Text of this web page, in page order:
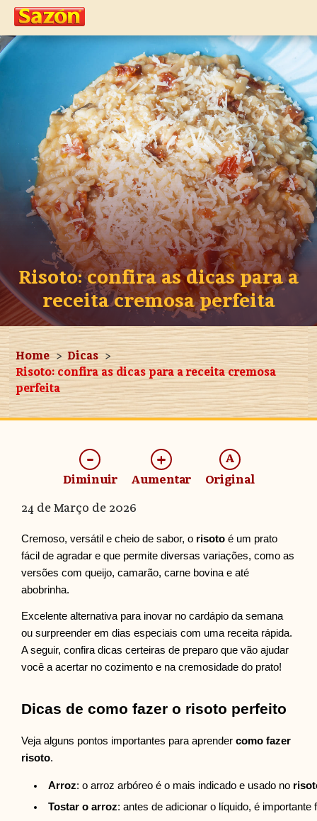
Risoto: confira as dicas para a
receita cremosa perfeita
Home
Dicas
Risoto: confira as dicas para a receita cremosa
perfeita
-
Diminuir
+
Aumentar
A
Original
24 de Março de 2026
Cremoso, versátil e cheio de sabor, o risoto é um prato
fácil de agradar e que permite diversas variações, como as
versões com queijo, camarão, carne bovina e até
abobrinha.
Excelente alternativa para inovar no cardápio da semana
ou surpreender em dias especiais com uma receita rápida.
A seguir, confira dicas certeiras de preparo que vão ajudar
você a acertar no cozimento e na cremosidade do prato!
Dicas de como fazer o risoto perfeito
Veja alguns pontos importantes para aprender como fazer
risoto.
Arroz: o arroz arbóreo é o mais indicado e usado no
Tostar o arroz: antes de adicionar o líquido, é